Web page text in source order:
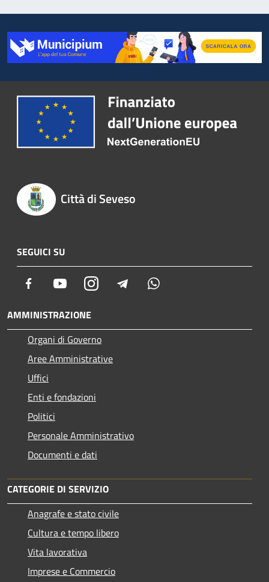
Città di Seveso
SEGUICI SU
Facebook YoutubeInstagram Telegram
AMMINISTRAZIONE
Organi di Governo
Aree Amministrative
Uffici
Enti e fondazioni
Politici
Personale Amministrativo
Documenti e dati
CATEGORIE DI SERVIZIO
Anagrafe e stato civile
Cultura e tempo libero
Vita lavorativa
Imprese e Commercio